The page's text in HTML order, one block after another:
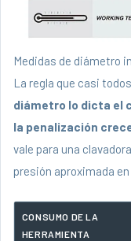
Medidas de diámetro
La regla que casi
diámetro lo dicta el
la penalización
vale para una
presión aproximada
CONSUMO DE LA
HERRAMIENTA